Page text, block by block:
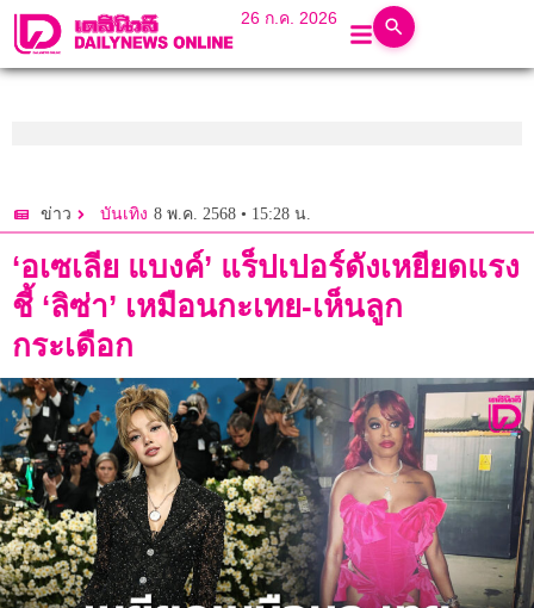
26 ก.ค. 2026
ข่าว บันเทิง 8 พ.ค. 2568 • 15:28 น.
‘อเซเลีย แบงค์’ แร็ปเปอร์ดังเหยียดแรง
ชี้ ‘ลิซ่า’ เหมือนกะเทย-เห็นลูก
กระเดือก